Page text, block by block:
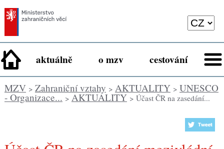
aktuálně o mzv cestování
MZV> Zahraniční vztahy > AKTUALITY> UNESCO
- Organizace... > AKTUALITY> Účast ČR na zasedání...